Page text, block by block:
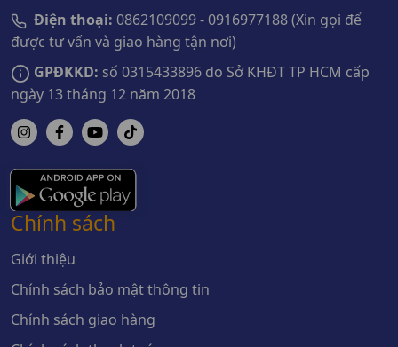
Điện thoại: 0862109099 - 0916977188 (Xin gọi để
được tư vấn và giao hàng tận nơi)
GPĐKKD: số 0315433896 do Sở KHĐT TP HCM cấp
ngày 13 tháng 12 năm 2018
Chính sách
Giới thiệu
Chính sách bảo mật thông tin
Chính sách giao hàng